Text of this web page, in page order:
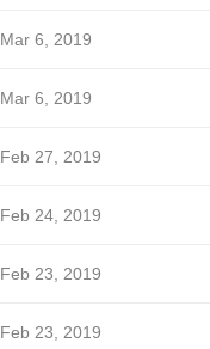
Mar 6, 2019
Mar 6, 2019
Feb 27, 2019
Feb 24, 2019
Feb 23, 2019
Feb 23, 2019